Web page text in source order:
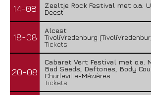
14-08
Zeeltje Rock Festival met o.a.
Deest
18-08
Alcest
TivoliVredenburg
Tickets
20-08
Cabaret Vert Festival met o.a.
Bad Seeds, Deftones, Body
Charleville-Mézières
Tickets